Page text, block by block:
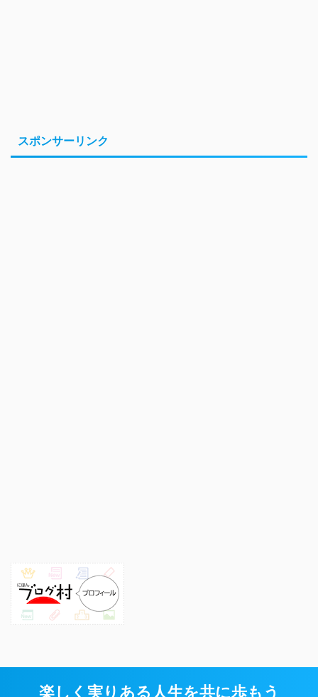
スポンサーリンク
楽しく実りある人生を共に歩もう